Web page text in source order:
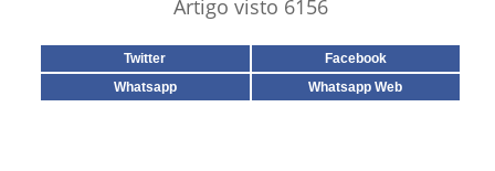
Artigo visto 6156
Twitter
Facebook
Whatsapp
Whatsapp Web